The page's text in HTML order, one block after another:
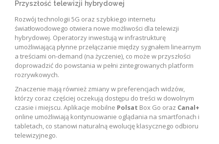
Przyszłość telewizji hybrydowej
Rozwój technologii 5G oraz szybkiego internetu
światłowodowego otwiera nowe możliwości dla telewizji
hybrydowej. Operatorzy inwestują w infrastrukturę
umożliwiającą płynne przełączanie między sygnałem linearnym
a treściami on-demand (na życzenie), co może w przyszłości
doprowadzić do powstania w pełni zintegrowanych platform
rozrywkowych.
Znaczenie mają również zmiany w preferencjach widzów,
którzy coraz częściej oczekują dostępu do treści w dowolnym
czasie i miejscu. Aplikacje mobilne Polsat Box Go oraz Canal+
online umożliwiają kontynuowanie oglądania na smartfonach i
tabletach, co stanowi naturalną ewolucję klasycznego odbioru
telewizyjnego.